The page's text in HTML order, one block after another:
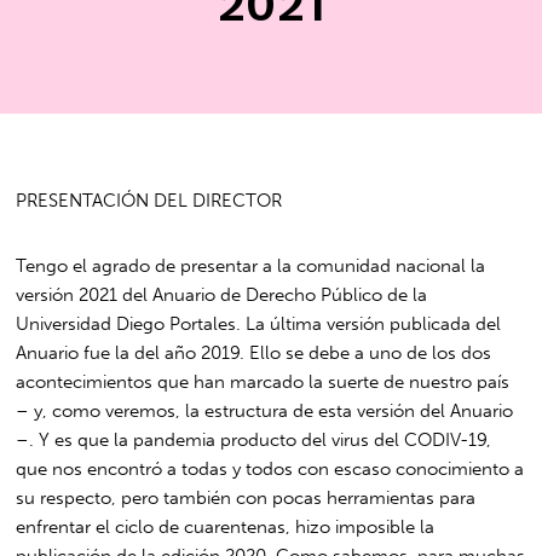
PRESENTACIÓN DEL DIRECTOR
Tengo el agrado de presentar a la comunidad nacional la
versión 2021 del Anuario de Derecho Público de la
Universidad Diego Portales. La última versión publicada del
Anuario fue la del año 2019. Ello se debe a uno de los dos
acontecimientos que han marcado la suerte de nuestro país
– y, como veremos, la estructura de esta versión del Anuario
–. Y es que la pandemia producto del virus del CODIV-19,
que nos encontró a todas y todos con escaso conocimiento a
su respecto, pero también con pocas herramientas para
enfrentar el ciclo de cuarentenas, hizo imposible la